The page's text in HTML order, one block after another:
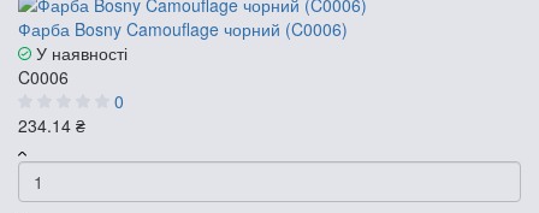
Фарба Bosny Camouflage чорний (C0006)
У наявності
C0006
0
234.14 ₴